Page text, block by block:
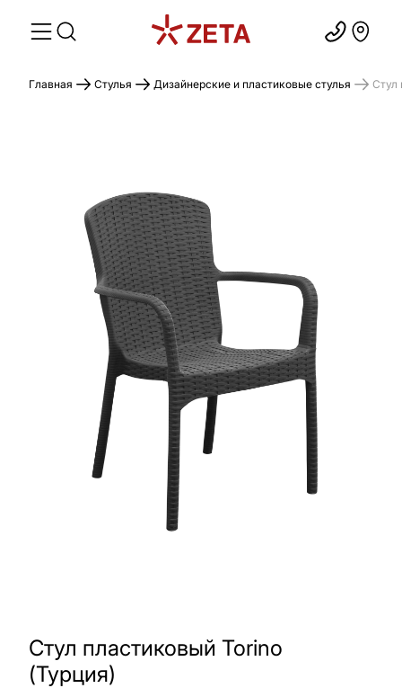
Главная Стулья Дизайнерские и пластиковые стулья Стул
Стул пластиковый Torino
(Турция)